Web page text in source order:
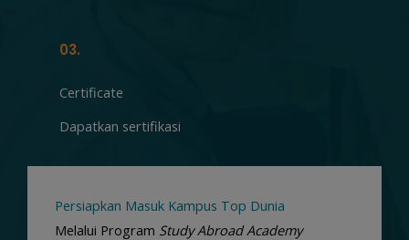
03.
Certificate
Dapatkan sertifikasi
Persiapkan Masuk Kampus Top Dunia
Melalui Program Study Abroad Academy